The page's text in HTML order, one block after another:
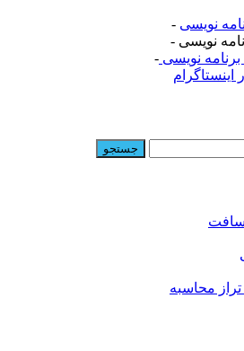
-
-
-
سافت
محاسبه